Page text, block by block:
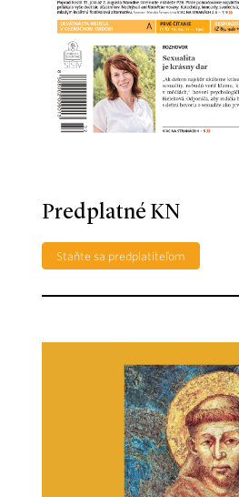
Predplatné KN
Staňte sa predplatiteľom